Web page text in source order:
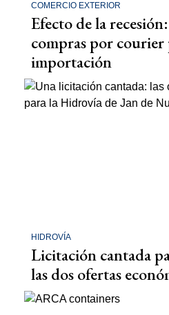
COMERCIO EXTERIOR
Efecto de la
compras por courier
importación
HIDROVÍA
Licitación cantada
las dos ofertas